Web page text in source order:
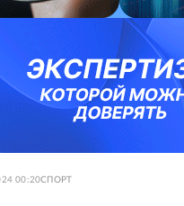
00:20СПОРТ